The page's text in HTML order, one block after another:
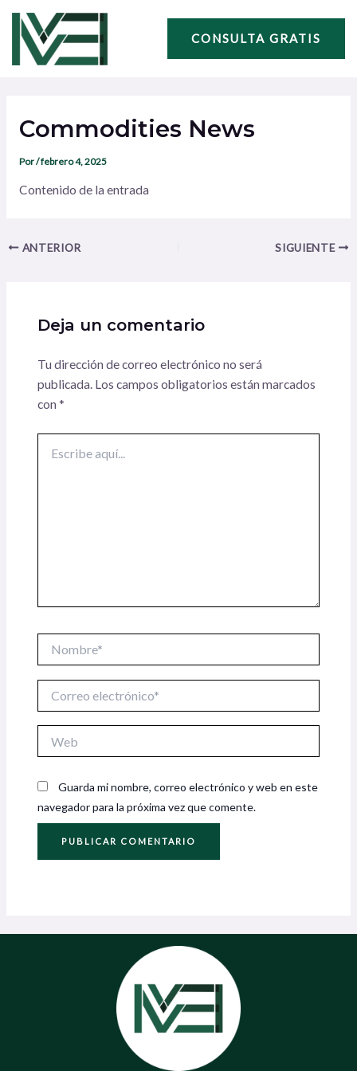
contenido
CONSULTA GRATIS
Commodities News
Por/febrero 4, 2025
Contenido de la entrada
entradas
ANTERIOR SIGUIENTE
Deja un comentario
Tu dirección de correo electrónico no será
publicada. Los campos obligatorios están marcados
con *
aquí...
electrónico*
Guarda mi nombre, correo electrónico y web en este
navegador para la próxima vez que comente.